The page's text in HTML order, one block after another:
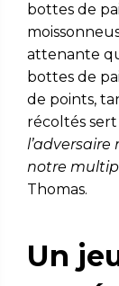
bottes de
attenante
bottes de
de points,
récoltés
notre
Thomas.
Un